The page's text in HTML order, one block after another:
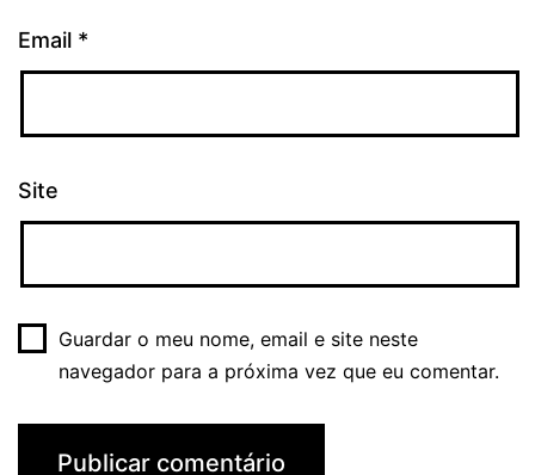
Email *
Site
Guardar o meu nome, email e site neste
navegador para a próxima vez que eu comentar.